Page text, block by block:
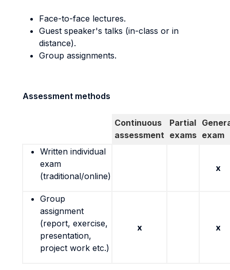
Face-to-face lectures.
Guest speaker's talks (in-class or in
distance).
Group assignments.
Assessment methods
Continuous
assessment
Partial
exams exam
Written individual
exam
(traditional/online)
x
Group
assignment
(report, exercise,
presentation,
project work etc.)
x x